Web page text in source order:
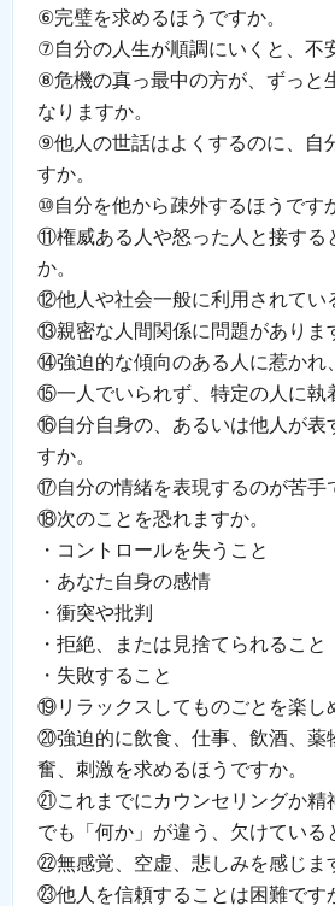
⑥完璧を求めるほうですか。
⑦自分の人生が順調にいくと、不
⑧危機の真っ最中の方が、ずっと
なりますか。
⑨他人の世話はよくするのに、自
すか。
⑩自分を他から疎外するほうです
⑪権威ある人や怒った人と接する
か。
⑫他人や社会一般に利用されてい
⑬親密な人間関係に問題がありま
⑭強迫的な傾向のある人に惹かれ
⑮一人でいられず、特定の人に執
⑯自分自身の、あるいは他人が表
すか。
⑰自分の情緒を表現するのが苦手
⑱次のことを恐れますか。
・コントロールを失うこと
・あなた自身の感情
・衝突や批判
・拒絶、または見捨てられること
・失敗すること
⑲リラックスしてものごとを楽し
⑳強迫的に飲食、仕事、飲酒、薬
奮、刺激を求めるほうですか。
㉑これまでにカウンセリングか
でも「何か」が違う、欠けている
㉒無感覚、空虚、悲しみを感じま
㉓他人を信頼することは困難です